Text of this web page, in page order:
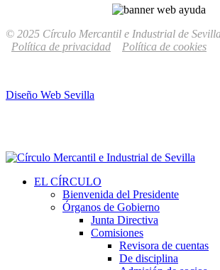
© 2025 Círculo Mercantil e Industrial de
Política de privacidad
Política de cookies
Diseño Web Sevilla
EL CÍRCULO
Bienvenida del Presidente
Órganos de Gobierno
Junta Directiva
Comisiones
Revisora de cuentas
De disciplina